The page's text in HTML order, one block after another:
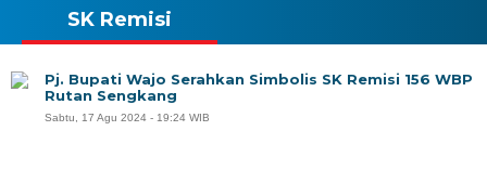
SK Remisi
Pj. Bupati Wajo Serahkan Simbolis SK Remisi 156 WBP
Rutan Sengkang
Sabtu, 17 Agu 2024 - 19:24 WIB